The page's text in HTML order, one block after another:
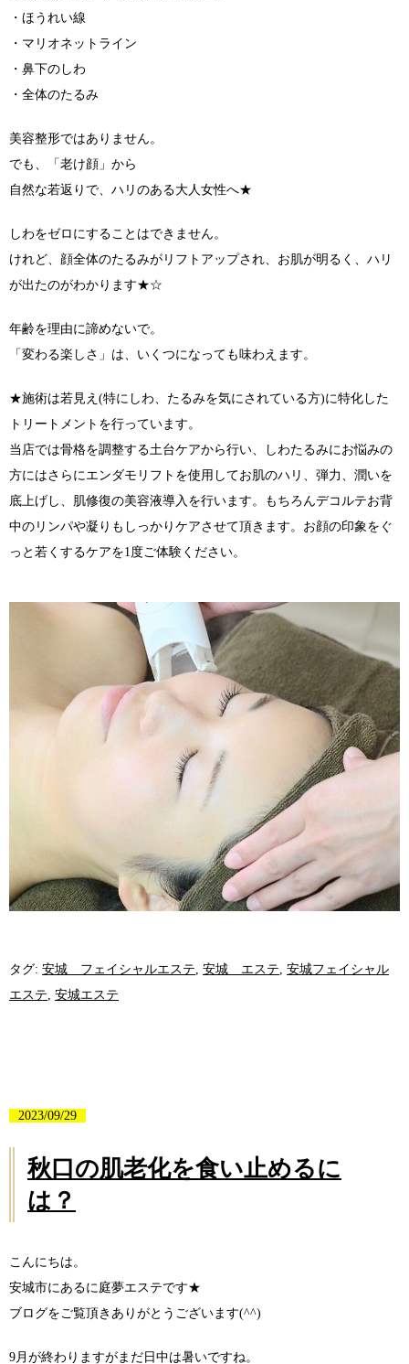
・ほうれい線
・マリオネットライン
・鼻下のしわ
・全体のたるみ
美容整形ではありません。
でも、「老け顔」から
自然な若返りで、ハリのある大人女性へ★
しわをゼロにすることはできません。
けれど、顔全体のたるみがリフトアップされ、お肌が明るく、ハリ
が出たのがわかります★☆
年齢を理由に諦めないで。
「変わる楽しさ」は、いくつになっても味わえます。
★施術は若見え(特にしわ、たるみを気にされている方)に特化した
トリートメントを行っています。
当店では骨格を調整する土台ケアから行い、しわたるみにお悩みの
方にはさらにエンダモリフトを使用してお肌のハリ、弾力、潤いを
底上げし、肌修復の美容液導入を行います。もちろんデコルテお背
中のリンパや凝りもしっかりケアさせて頂きます。お顔の印象をぐ
っと若くするケアを1度ご体験ください。
タグ: 安城 フェイシャルエステ, 安城 エステ, 安城フェイシャル
エステ, 安城エステ
2023/09/29
秋口の肌老化を食い止めるに
は？
こんにちは。
安城市にあるに庭夢エステです★
ブログをご覧頂きありがとうございます(^^)
9月が終わりますがまだ日中は暑いですね。